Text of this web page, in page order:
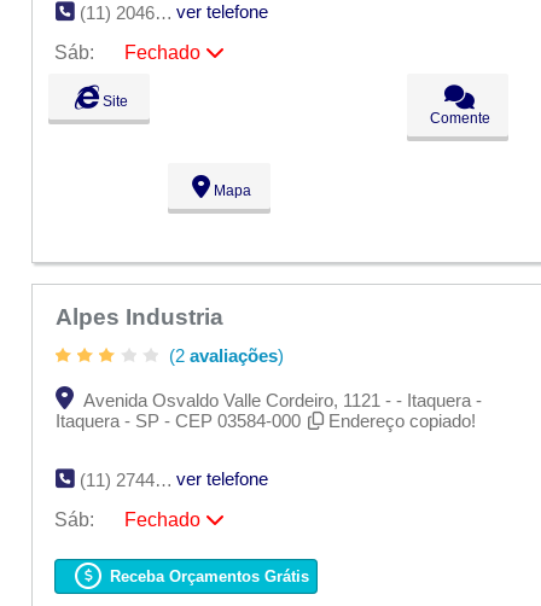
(11) 2046-2636
ver telefone
Sáb:
Fechado
Seg:
Ter:
Qua:
09:00 - 18:00
09:00 - 18:00
Fechado
Fechado
Site
Comente
Mapa
Alpes Industria
(2 avaliações)
Avenida Osvaldo Valle Cordeiro, 1121 - - Itaquera -
Itaquera - SP - CEP 03584-000
Endereço copiado!
(11) 2744-2288 | (11) 94227-2151
ver telefone
Sáb:
Fechado
Ter:
Fechado
Qua:
Fechado
Receba Orçamentos Grátis